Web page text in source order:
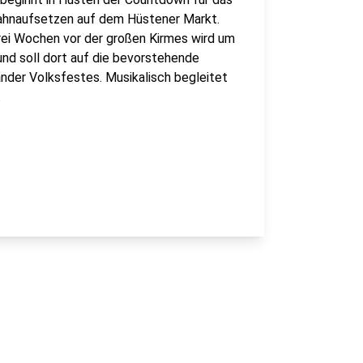
auf dem Hüstener Markt.
Wochen vor der großen Kirmes wird um
soll dort auf die bevorstehende
Volksfestes. Musikalisch begleitet